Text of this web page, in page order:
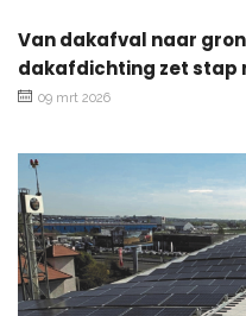
Van dakafval naar
dakafdichting zet
09 mrt 2026